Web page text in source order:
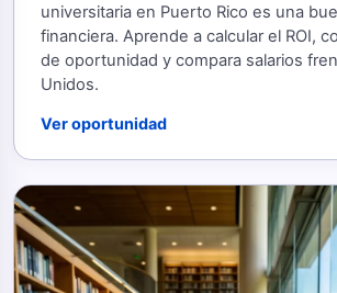
universitaria en Puerto Rico es una
financiera. Aprende a calcular el ROI,
de oportunidad y compara salarios
Unidos.
Ver oportunidad